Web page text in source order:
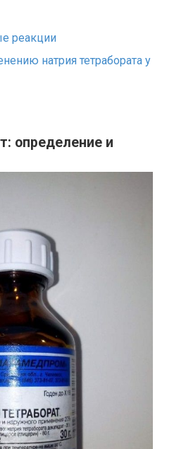
реакции
натрия тетрабората у
определение и